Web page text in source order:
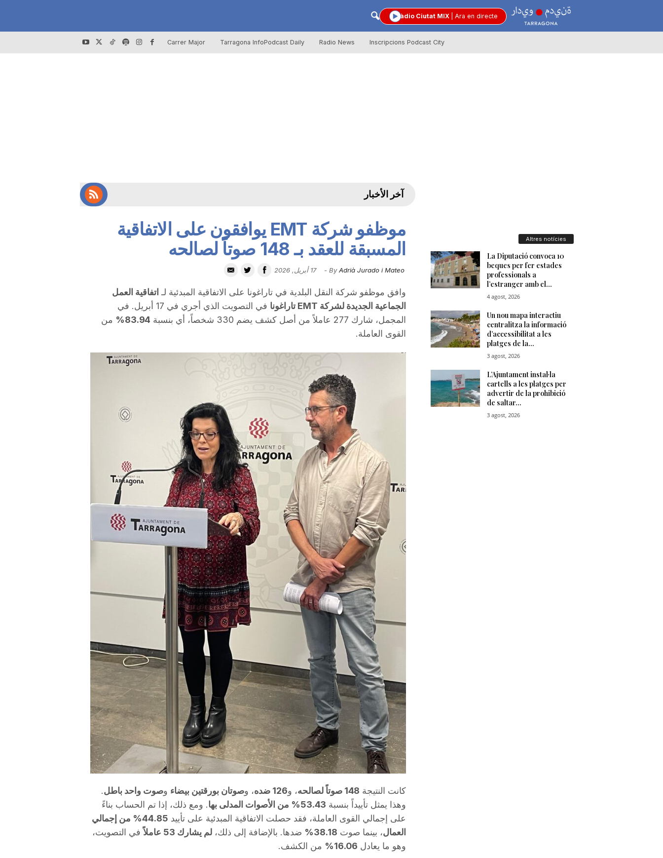
R
t
a
t
e
Ara en directe
Ràdio Ciutat MIX
Carrer Major Tarragona InfoPodcast Daily Radio News Inscripcions Podcast City
آخر الأخبار
موظفو شركة EMT يوافقون على الاتفاقية
المسبقة للعقد بـ 148 صوتاً لصالحه
By Adrià Jurado i Mateo
- 17 أبريل, 2026
وافق موظفو شركة النقل البلدية في تاراغونا على الاتفاقية المبدئية لـ اتفاقية العمل
الجماعية الجديدة لشركة EMT تاراغونا
في التصويت الذي أجري في 17 أبريل. في
المجمل، شارك 277 عاملاً من أصل كشف يضم 330 شخصاً، أي بنسبة
83.94%
من
القوى العاملة.
كانت النتيجة 148 صوتاً لصالحه ، و126 ضده ، وصوتان بورقتين بيضاء وصوت واحد باطل.
وهذا يمثل تأييداً بنسبة 53.43% من الأصوات المدلى بها
. ومع ذلك، إذا تم الحساب بناءً
على إجمالي القوى العاملة، فقد حصلت الاتفاقية المبدئية على تأييد
44.85% من إجمالي
العمال، بينما صوت 38.18% ضدها. بالإضافة إلى ذلك،لم يشارك 53 عاملاً
في التصويت،
وهو ما يعادل 16.06% من الكشف.
Altres notícies